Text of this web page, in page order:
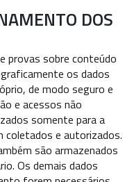
DOS
provas sobre conteúdo
os dados
de modo seguro e
e acessos não
somente para a
coletados e autorizados.
são armazenados
Os demais dados